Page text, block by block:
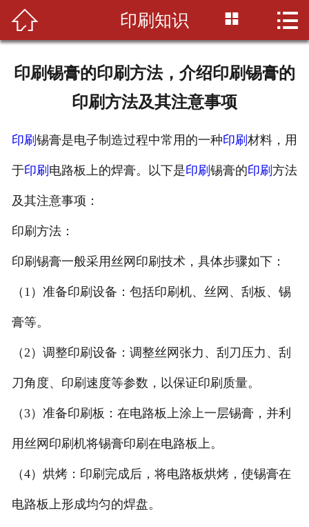
首页
 印刷知识  
印刷锡膏的印刷方法，介绍印刷锡膏的
印刷方法及其注意事项
印刷 锡膏是电子制造过程中常用的一种印刷 材料，用
于印刷 电路板上的焊膏。以下是印刷 锡膏的印刷 方法
及其注意事项：
印刷方法：
印刷锡膏一般采用丝网印刷技术，具体步骤如下：
（1）准备印刷设备：包括印刷机、丝网、刮板、锡
膏等。
（2）调整印刷设备：调整丝网张力、刮刀压力、刮
刀角度、印刷速度等参数，以保证印刷质量。
（3）准备印刷板：在电路板上涂上一层锡膏，并利
用丝网印刷机将锡膏印刷在电路板上。
（4）烘烤：印刷完成后，将电路板烘烤，使锡膏在
电路板上形成均匀的焊盘。